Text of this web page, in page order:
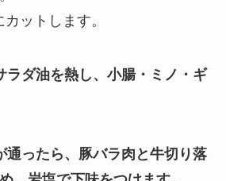
ットします。
ラダ油を熱し、小腸・ミノ・ギ
通ったら、豚バラ肉と牛切り落